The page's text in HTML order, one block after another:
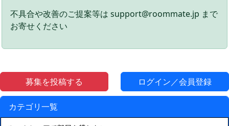
募集を投稿する ログイン／会員登録
カテゴリ一覧
不具合や改善のご提案等は support@roommate.jp まで
お寄せください